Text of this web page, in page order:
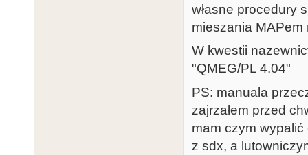
własne procedury
mieszania
W kwestii
"QMEG/PL 4.04"
PS: manuala
zajrzałem przed
mam czym
z sdx, a